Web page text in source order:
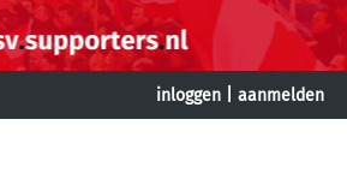
inloggen aanmelden